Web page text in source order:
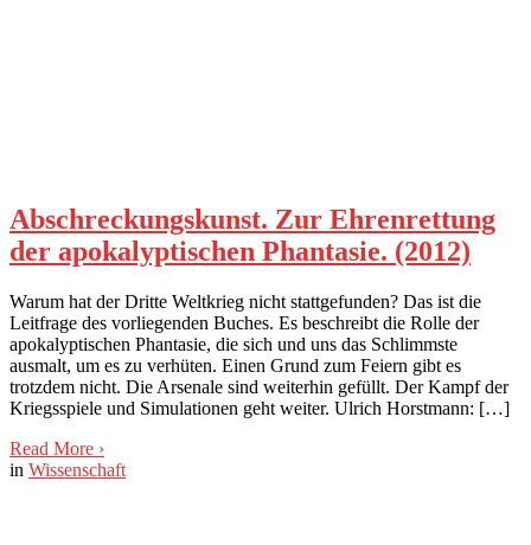
Abschreckungskunst. Zur Ehrenrettung
der apokalyptischen Phantasie. (2012)
Warum hat der Dritte Weltkrieg nicht stattgefunden? Das ist die
Leitfrage des vorliegenden Buches. Es beschreibt die Rolle der
apokalyptischen Phantasie, die sich und uns das Schlimmste
ausmalt, um es zu verhüten. Einen Grund zum Feiern gibt es
trotzdem nicht. Die Arsenale sind weiterhin gefüllt. Der Kampf der
Kriegsspiele und Simulationen geht weiter. Ulrich Horstmann: […]
Read More ›
in Wissenschaft